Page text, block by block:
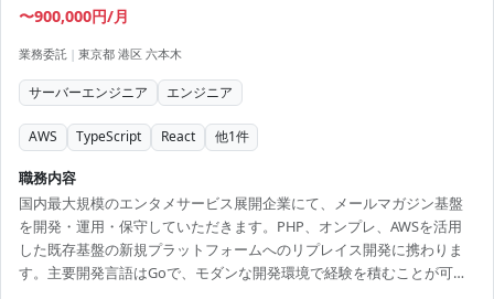
〜900,000円/月
業務委託 | 東京都 港区 六本木
サーバーエンジニア エンジニア
AWS TypeScript React 他1件
職務内容
国内最大規模のエンタメサービス展開企業にて、メールマガジン基盤
を開発・運用・保守していただきます。PHP、オンプレ、AWSを活用
した既存基盤の新規プラットフォームへのリプレイス開発に携わりま
す。主要開発言語はGoで、モダンな開発環境で経験を積むことが可能